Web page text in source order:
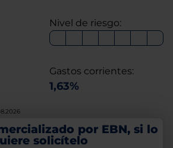
Nivel de riesgo:
Gastos corrientes:
1,63%
por EBN, si lo
solicítelo